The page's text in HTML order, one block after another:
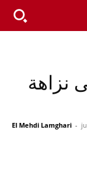
نزاهة
El Mehdi Lamghari -